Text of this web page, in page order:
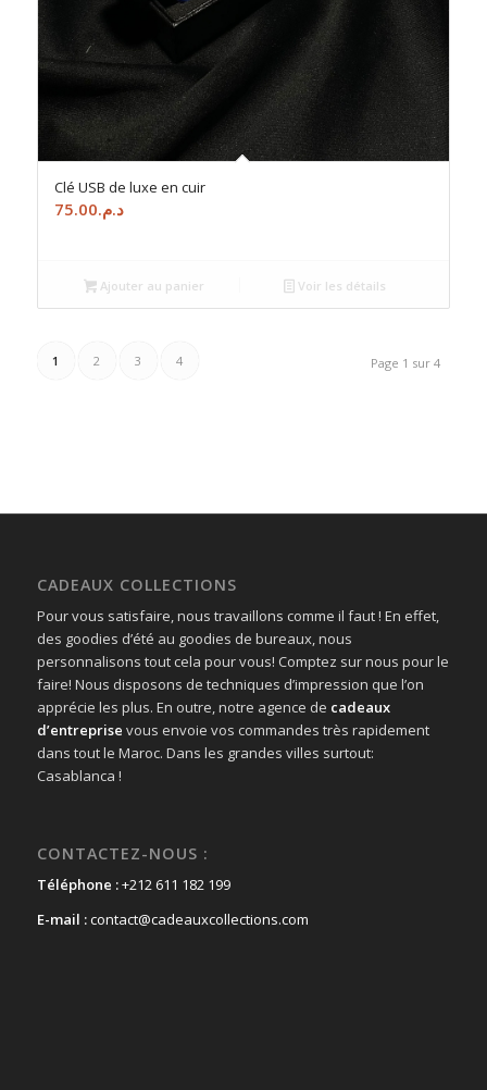
Clé USB de luxe en cuir
د.م.75.00
Ajouter au panier Voir les détails
Page 1 sur 4
1 2 3 4
CADEAUX COLLECTIONS
Pour vous satisfaire, nous travaillons comme il faut ! En effet,
des goodies d’été au goodies de bureaux, nous
personnalisons tout cela pour vous! Comptez sur nous pour le
faire! Nous disposons de techniques d’impression que l’on
apprécie les plus. En outre, notre agence de cadeaux
d’entreprise vous envoie vos commandes très rapidement
dans tout le Maroc. Dans les grandes villes surtout:
Casablanca !
CONTACTEZ-NOUS :
Téléphone :+212 611 182 199
E-mail :contact@cadeauxcollections.com